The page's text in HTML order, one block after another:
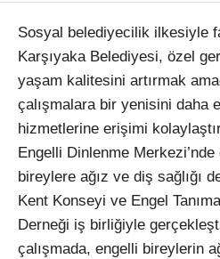
Sosyal belediyecilik ilkesiyle
Karşıyaka Belediyesi, özel
yaşam kalitesini artırmak
çalışmalara bir yenisini daha
hizmetlerine erişimi
Engelli Dinlenme
bireylere ağız ve diş sağlığı
Kent Konseyi ve Engel
Derneği iş birliğiyle
çalışmada, engelli bireylerin